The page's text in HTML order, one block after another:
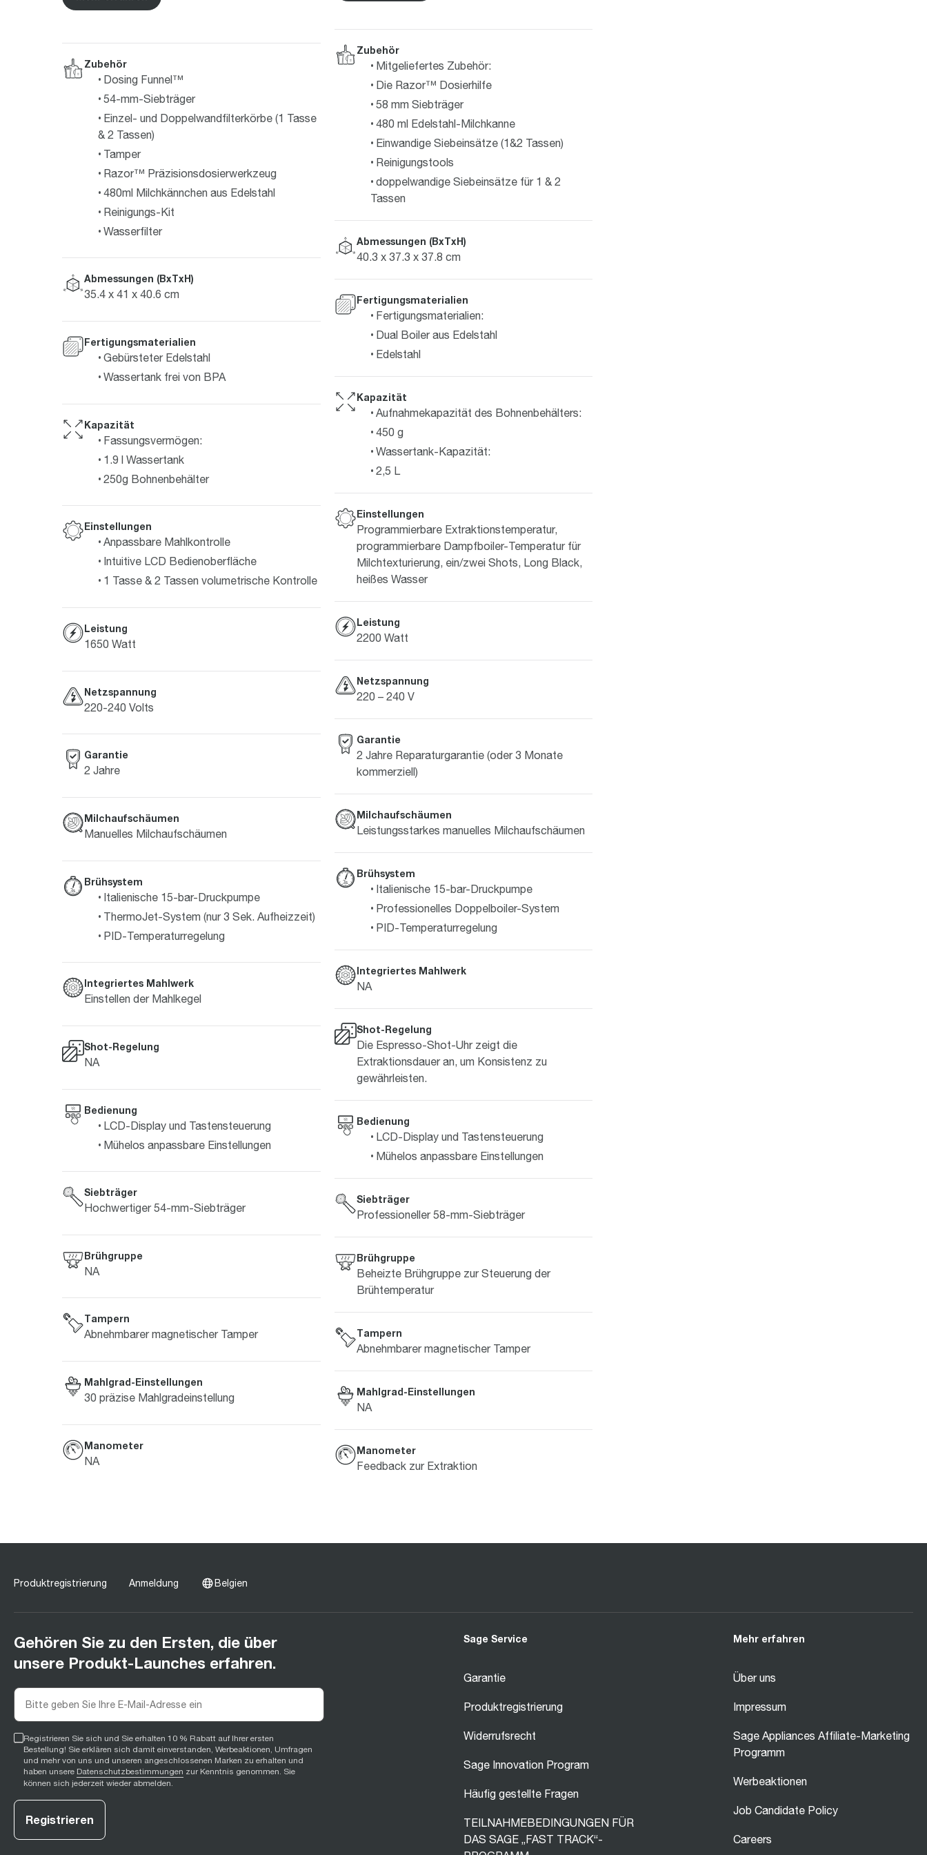
Zubehör
Dosing Funnel™
54-mm-Siebträger
Einzel- und Doppelwandfilterkörbe (1 Tasse
& 2 Tassen)
Tamper
Razor™ Präzisionsdosierwerkzeug
480ml Milchkännchen aus Edelstahl
Reinigungs-Kit
Wasserfilter
Abmessungen (BxTxH)
35.4 x 41 x 40.6 cm
Fertigungsmaterialien
Gebürsteter Edelstahl
Wassertank frei von BPA
Kapazität
Fassungsvermögen:
1.9 l Wassertank
250g Bohnenbehälter
Einstellungen
Anpassbare Mahlkontrolle
Intuitive LCD Bedienoberfläche
1 Tasse & 2 Tassen volumetrische Kontrolle
Leistung
1650 Watt
Netzspannung
220-240 Volts
Garantie
2 Jahre
Milchaufschäumen
Manuelles Milchaufschäumen
Brühsystem
Italienische 15-bar-Druckpumpe
ThermoJet-System (nur 3 Sek. Aufheizzeit)
PID-Temperaturregelung
Integriertes Mahlwerk
Einstellen der Mahlkegel
Shot-Regelung
NA
Bedienung
LCD-Display und Tastensteuerung
Mühelos anpassbare Einstellungen
Siebträger
Hochwertiger 54-mm-Siebträger
Brühgruppe
NA
Tampern
Abnehmbarer magnetischer Tamper
Mahlgrad-Einstellungen
30 präzise Mahlgradeinstellung
Manometer
NA
Zubehör
Mitgeliefertes Zubehör:
Die Razor™ Dosierhilfe
58 mm Siebträger
480 ml Edelstahl-Milchkanne
Einwandige Siebeinsätze (1&2 Tassen)
Reinigungstools
doppelwandige Siebeinsätze für 1 & 2
Tassen
Abmessungen (BxTxH)
40.3 x 37.3 x 37.8 cm
Fertigungsmaterialien
Fertigungsmaterialien:
Dual Boiler aus Edelstahl
Edelstahl
Kapazität
Aufnahmekapazität des Bohnenbehälters:
450 g
Wassertank-Kapazität:
2,5 L
Einstellungen
Programmierbare Extraktionstemperatur,
programmierbare Dampfboiler-Temperatur für
Milchtexturierung, ein/zwei Shots, Long Black,
heißes Wasser
Leistung
2200 Watt
Netzspannung
220 – 240 V
Garantie
2 Jahre Reparaturgarantie (oder 3 Monate
kommerziell)
Milchaufschäumen
Leistungsstarkes manuelles Milchaufschäumen
Brühsystem
Italienische 15-bar-Druckpumpe
Professionelles Doppelboiler-System
PID-Temperaturregelung
Integriertes Mahlwerk
NA
Shot-Regelung
Die Espresso-Shot-Uhr zeigt die
Extraktionsdauer an, um Konsistenz zu
gewährleisten.
Bedienung
LCD-Display und Tastensteuerung
Mühelos anpassbare Einstellungen
Siebträger
Professioneller 58-mm-Siebträger
Brühgruppe
Beheizte Brühgruppe zur Steuerung der
Brühtemperatur
Tampern
Abnehmbarer magnetischer Tamper
Mahlgrad-Einstellungen
NA
Manometer
Feedback zur Extraktion
Produktregistrierung Anmeldung Belgien
Gehören Sie zu den Ersten, die über
unsere Produkt-Launches erfahren.
Registrieren Sie sich und Sie erhalten 10 % Rabatt auf Ihrer ersten
Bestellung! Sie erklären sich damit einverstanden, Werbeaktionen, Umfragen
und mehr von uns und unseren angeschlossenen Marken zu erhalten und
haben unsere Datenschutzbestimmungen zur Kenntnis genommen. Sie
können sich jederzeit wieder abmelden.
Registrieren
Sage Service
Garantie
Produktregistrierung
Widerrufsrecht
Sage Innovation Program
Häufig gestellte Fragen
TEILNAHMEBEDINGUNGEN FÜR
DAS SAGE „FAST TRACK“-
Mehr erfahren
Über uns
Impressum
Sage Appliances Affiliate-Marketing
Programm
Werbeaktionen
Job Candidate Policy
Careers